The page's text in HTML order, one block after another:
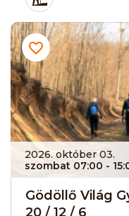
2026. október 03.
szombat 07:00 -
Gödöllő Világ
20 / 12 / 6